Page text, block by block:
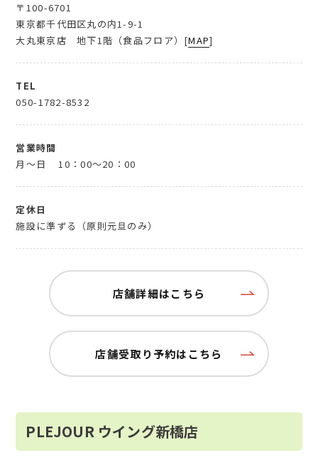
〒100-6701
東京都千代田区丸の内1-9-1
大丸東京店 地下1階（食品フロア）[MAP]
TEL
050-1782-8532
営業時間
月～日
10：00～20：00
定休日
施設に準ずる（原則元旦のみ）
店舗詳細はこちら
店舗受取り予約はこちら
PLEJOUR ウイング新橋店